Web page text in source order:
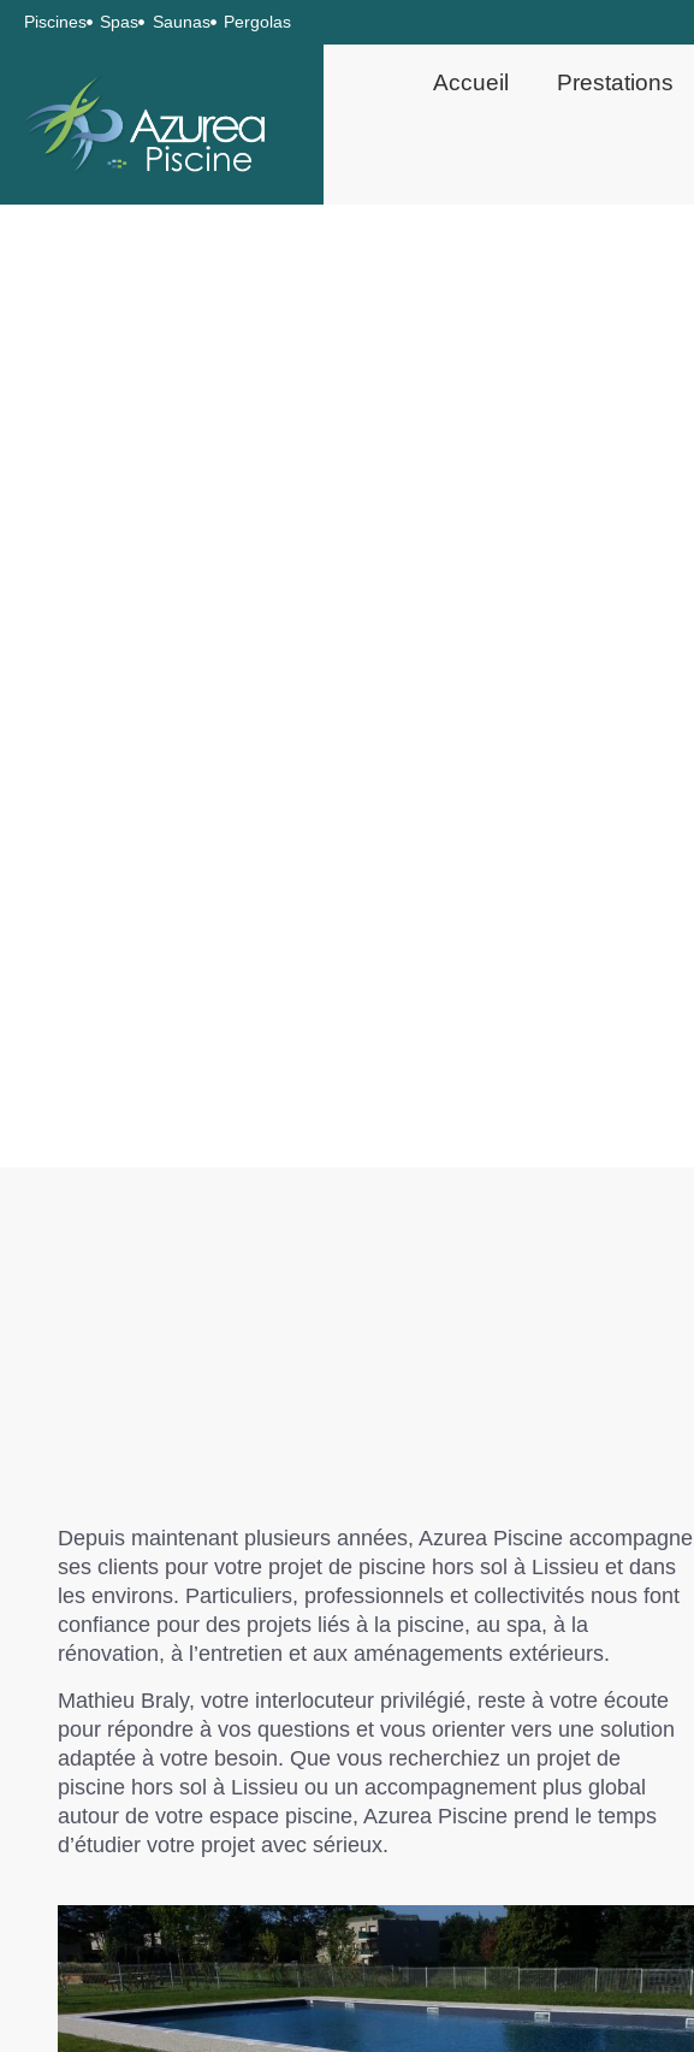
Piscines Spas Saunas Pergolas
Accueil Prestations
Depuis maintenant plusieurs années, Azurea Piscine accompagne
ses clients pour votre projet de piscine hors sol à Lissieu et dans
les environs. Particuliers, professionnels et collectivités nous font
confiance pour des projets liés à la piscine, au spa, à la
rénovation, à l’entretien et aux aménagements extérieurs.
Mathieu Braly, votre interlocuteur privilégié, reste à votre écoute
pour répondre à vos questions et vous orienter vers une solution
adaptée à votre besoin. Que vous recherchiez un projet de
piscine hors sol à Lissieu ou un accompagnement plus global
autour de votre espace piscine, Azurea Piscine prend le temps
d’étudier votre projet avec sérieux.